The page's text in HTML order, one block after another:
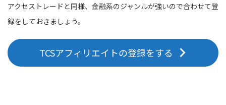
アクセストレードと同様、金融系のジャンルが強いので合わせて登
録をしておきましょう。
TCSアフィリエイトの登録をする